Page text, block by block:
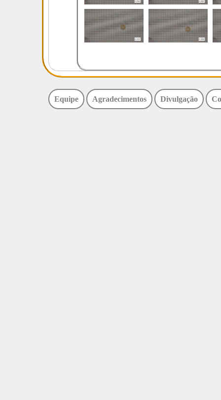
Equipe Agradecimentos Divulgação